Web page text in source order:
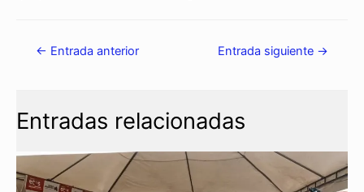
← Entrada anterior Entrada siguiente →
Entradas relacionadas